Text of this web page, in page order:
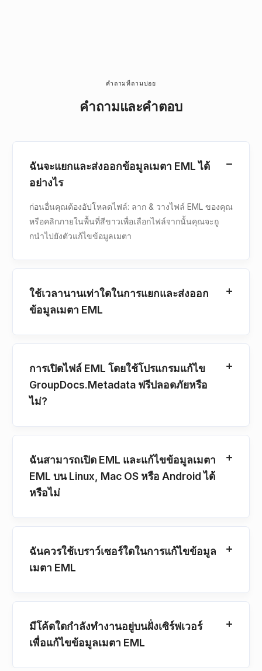
คำถามที่ถามบ่อย
คําถามและคําตอบ
ฉันจะแยกและส่งออกข้อมูลเมตา EML ได้
อย่างไร
ก่อนอื่นคุณต้องอัปโหลดไฟล์: ลาก & วางไฟล์ EML ของคุณ
หรือคลิกภายในพื้นที่สีขาวเพื่อเลือกไฟล์จากนั้นคุณจะถู
กนําไปยังตัวแก้ไขข้อมูลเมตา
ใช้เวลานานเท่าใดในการแยกและส่งออก
ข้อมูลเมตา EML
การเปิดไฟล์ EML โดยใช้โปรแกรมแก้ไข
GroupDocs.Metadata ฟรีปลอดภัยหรือ
ไม่?
ฉันสามารถเปิด EML และแก้ไขข้อมูลเมตา
EML บน Linux, Mac OS หรือ Android ได้
หรือไม่
ฉันควรใช้เบราว์เซอร์ใดในการแก้ไขข้อมูล
เมตา EML
มีโค้ดใดกําลังทํางานอยู่บนฝั่งเซิร์ฟเวอร์
เพื่อแก้ไขข้อมูลเมตา EML